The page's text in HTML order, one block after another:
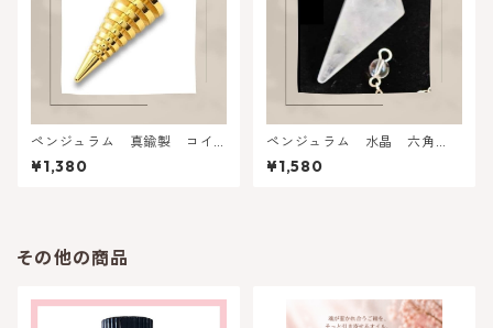
ペンジュラム 真鍮製 コイ
ル型
¥1,380
ペンジュラム 水晶 六角
形・六面カット
¥1,580
その他の商品